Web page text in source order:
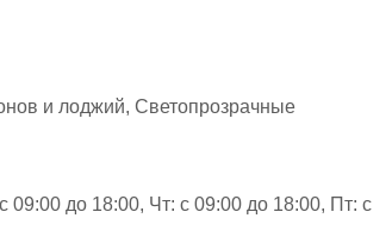
и лоджий, Светопрозрачные
до 18:00, Чт: с 09:00 до 18:00, Пт: с